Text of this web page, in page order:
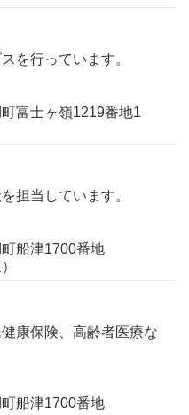
を行っています。
富士ヶ嶺1219番地1
担当しています。
船津1700番地
康保険、高齢者医療な
船津1700番地